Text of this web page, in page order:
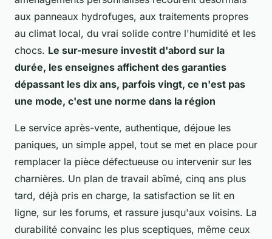
aux panneaux hydrofuges, aux traitements propres
au climat local, du vrai solide contre l'humidité et les
chocs. Le sur-mesure investit d'abord sur la
durée, les enseignes affichent des garanties
dépassant les dix ans, parfois vingt, ce n'est pas
une mode, c'est une norme dans la région
Le service après-vente, authentique, déjoue les
paniques, un simple appel, tout se met en place pour
remplacer la pièce défectueuse ou intervenir sur les
charnières. Un plan de travail abîmé, cinq ans plus
tard, déjà pris en charge, la satisfaction se lit en
ligne, sur les forums, et rassure jusqu'aux voisins. La
durabilité convainc les plus sceptiques, même ceux